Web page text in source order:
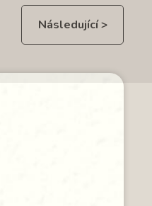
Následující >